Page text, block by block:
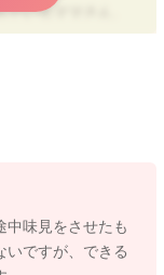
いるママさん、
るお子さんも多い
が増えたり、集中
中味見をさせたも
いですが、できる